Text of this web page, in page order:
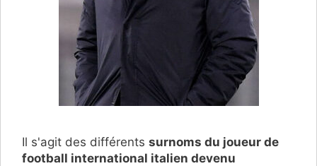
Il s'agit des différents surnoms du joueur de
football international italien devenu